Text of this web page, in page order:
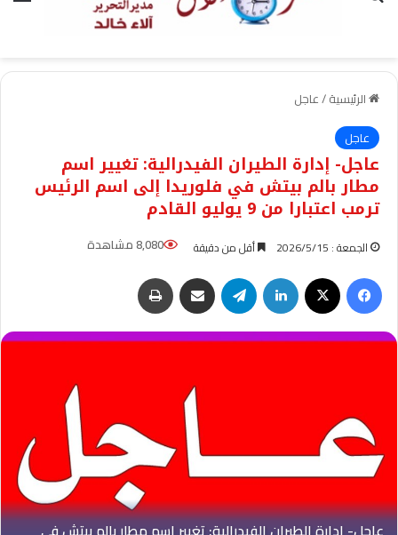
الرئيسية/عاجل
عاجل
عاجل- إدارة الطيران الفيدرالية: تغيير اسم
مطار بالم بيتش في فلوريدا إلى اسم الرئيس
ترمب اعتبارا من 9 يوليو القادم
الجمعة : 2026/5/15 أقل من دقيقة
8,080 مشاهدة
فيسبوك
لينكدإن تيلقرام مشاركة عبر البريد